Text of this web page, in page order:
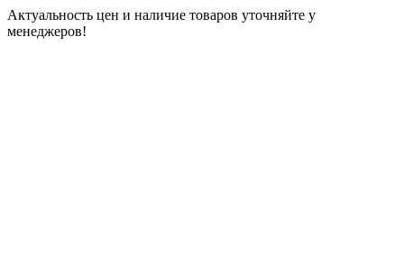
Актуальность цен и наличие товаров уточняйте у
менеджеров!